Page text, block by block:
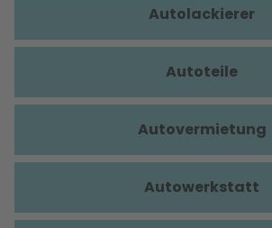
Autolackierer
Autoteile
Autovermietung
Autowerkstatt